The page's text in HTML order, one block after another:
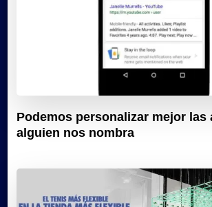
Podemos personalizar mejor las
alguien nos nombra